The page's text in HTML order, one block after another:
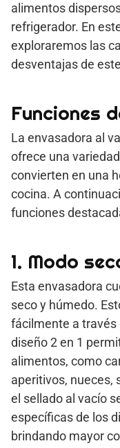
alimentos
refrigerador. En
exploraremos las
desventajas de
Funciones
La envasadora al
ofrece una
convierten en una
cocina. A
funciones
1. Modo
Esta envasadora
seco y húmedo.
fácilmente a través
diseño 2 en 1
alimentos, como
aperitivos, nueces,
el sellado al vacío
específicas de los
brindando mayor